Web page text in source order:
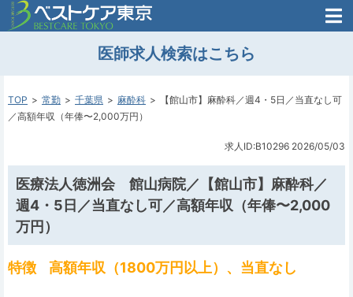
医師がはじめた
医師のための
転職支援
転職支援のお問い合わせ
医師求人検索はこちら
TOP 常勤 千葉県 麻酔科
【館山市】麻酔科／週4・5日／当直なし可
／高額年収（年俸〜2,000万円）
求人ID:B10296 2026/05/03
医療法人徳洲会 館山病院／【館山市】麻酔科／
週4・5日／当直なし可／高額年収（年俸〜2,000
万円）
特徴 高額年収（1800万円以上）、当直なし